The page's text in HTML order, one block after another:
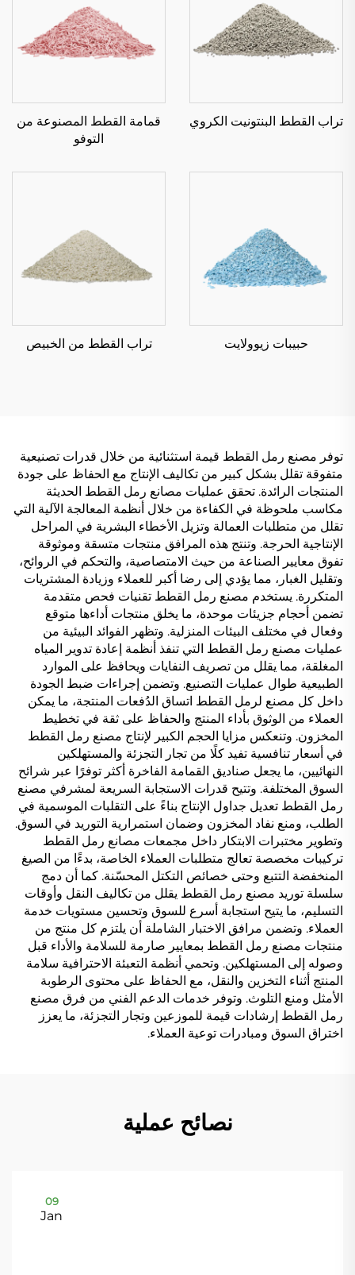
تراب القطط البنتونيت الكروي
قمامة القطط المصنوعة من
التوفو
حبيبات زيوولايت تراب القطط من الخبيص
توفر مصنع رمل القطط قيمة استثنائية من خلال قدرات تصنيعية
متفوقة تقلل بشكل كبير من تكاليف الإنتاج مع الحفاظ على جودة
المنتجات الرائدة. تحقق عمليات مصانع رمل القطط الحديثة
مكاسب ملحوظة في الكفاءة من خلال أنظمة المعالجة الآلية التي
تقلل من متطلبات العمالة وتزيل الأخطاء البشرية في المراحل
الإنتاجية الحرجة. وتنتج هذه المرافق منتجات متسقة وموثوقة
تفوق معايير الصناعة من حيث الامتصاصية، والتحكم في الروائح،
وتقليل الغبار، مما يؤدي إلى رضا أكبر للعملاء وزيادة المشتريات
المتكررة. يستخدم مصنع رمل القطط تقنيات فحص متقدمة
تضمن أحجام جزيئات موحدة، ما يخلق منتجات أداءها متوقع
وفعال في مختلف البيئات المنزلية. وتظهر الفوائد البيئية من
عمليات مصنع رمل القطط التي تنفذ أنظمة إعادة تدوير المياه
المغلقة، مما يقلل من تصريف النفايات ويحافظ على الموارد
الطبيعية طوال عمليات التصنيع. وتضمن إجراءات ضبط الجودة
داخل كل مصنع لرمل القطط اتساق الدُفعات المنتجة، ما يمكن
العملاء من الوثوق بأداء المنتج والحفاظ على ثقة في تخطيط
المخزون. وتنعكس مزايا الحجم الكبير لإنتاج مصنع رمل القطط
في أسعار تنافسية تفيد كلًا من تجار التجزئة والمستهلكين
النهائيين، ما يجعل صناديق القمامة الفاخرة أكثر توفرًا عبر شرائح
السوق المختلفة. وتتيح قدرات الاستجابة السريعة لمشرفي مصنع
رمل القطط تعديل جداول الإنتاج بناءً على التقلبات الموسمية في
الطلب، ومنع نفاد المخزون وضمان استمرارية التوريد في السوق.
وتطوير مختبرات الابتكار داخل مجمعات مصانع رمل القطط
تركيبات مخصصة تعالج متطلبات العملاء الخاصة، بدءًا من الصيغ
المنخفضة التتبع وحتى خصائص التكتل المحسّنة. كما أن دمج
سلسلة توريد مصنع رمل القطط يقلل من تكاليف النقل وأوقات
التسليم، ما يتيح استجابة أسرع للسوق وتحسين مستويات خدمة
العملاء. وتضمن مرافق الاختبار الشاملة أن يلتزم كل منتج من
منتجات مصنع رمل القطط بمعايير صارمة للسلامة والأداء قبل
وصوله إلى المستهلكين. وتحمي أنظمة التعبئة الاحترافية سلامة
المنتج أثناء التخزين والنقل، مع الحفاظ على محتوى الرطوبة
الأمثل ومنع التلوث. وتوفر خدمات الدعم الفني من فرق مصنع
رمل القطط إرشادات قيمة للموزعين وتجار التجزئة، ما يعزز
اختراق السوق ومبادرات توعية العملاء.
نصائح عملية
09
Jan